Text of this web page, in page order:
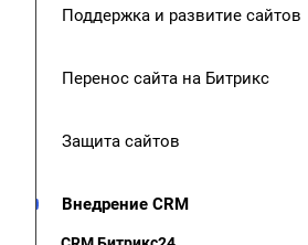
Поддержка и развитие сайтов
Перенос сайта на Битрикс
Защита сайтов
Внедрение CRM